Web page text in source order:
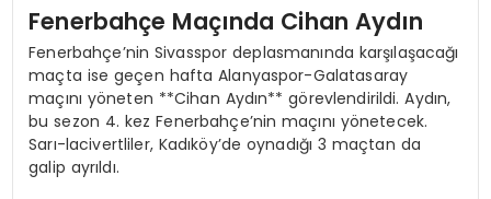
Fenerbahçe Maçında Cihan Aydın
Fenerbahçe’nin Sivasspor deplasmanında karşılaşacağı
maçta ise geçen hafta Alanyaspor-Galatasaray
maçını yöneten **Cihan Aydın** görevlendirildi. Aydın,
bu sezon 4. kez Fenerbahçe’nin maçını yönetecek.
Sarı-lacivertliler, Kadıköy’de oynadığı 3 maçtan da
galip ayrıldı.